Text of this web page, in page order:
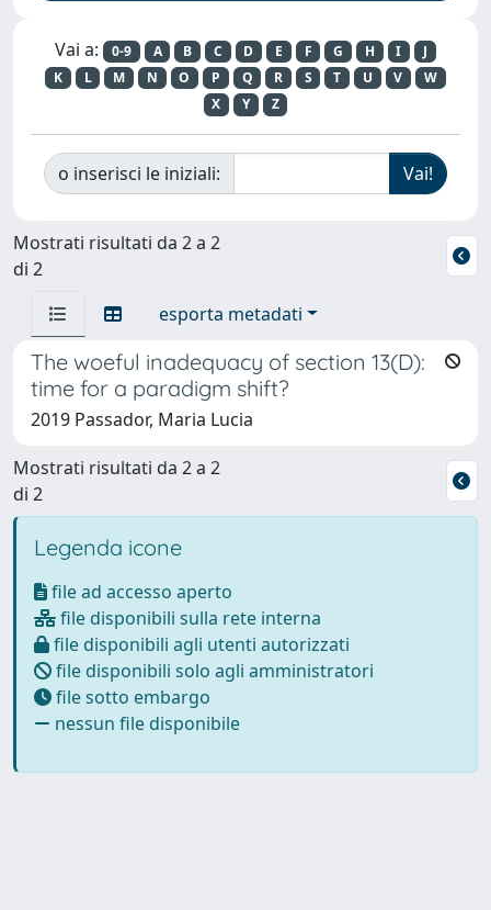
Vai a: 0-9 A B C D E F G H I
J
K
L M N O P Q R S T U V
W
X
Y Z
o inserisci le iniziali:
Mostrati risultati da 2 a 2
di 2
esporta metadati
The woeful inadequacy of section 13(D):
time for a paradigm shift?
2019 Passador, Maria Lucia
Mostrati risultati da 2 a 2
di 2
Legenda icone
file ad accesso aperto
file disponibili sulla rete interna
file disponibili agli utenti autorizzati
file disponibili solo agli amministratori
file sotto embargo
nessun file disponibile